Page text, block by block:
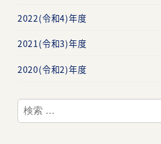
2022(令和4)年度
2021(令和3)年度
2020(令和2)年度
検
索